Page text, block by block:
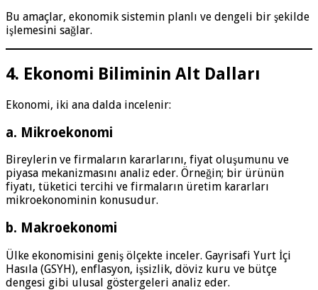
Bu amaçlar, ekonomik sistemin planlı ve dengeli bir şekilde
işlemesini sağlar.
4. Ekonomi Biliminin Alt Dalları
Ekonomi, iki ana dalda incelenir:
a. Mikroekonomi
Bireylerin ve firmaların kararlarını, fiyat oluşumunu ve
piyasa mekanizmasını analiz eder. Örneğin; bir ürünün
fiyatı, tüketici tercihi ve firmaların üretim kararları
mikroekonominin konusudur.
b. Makroekonomi
Ülke ekonomisini geniş ölçekte inceler. Gayrisafi Yurt İçi
Hasıla (GSYH), enflasyon, işsizlik, döviz kuru ve bütçe
dengesi gibi ulusal göstergeleri analiz eder.